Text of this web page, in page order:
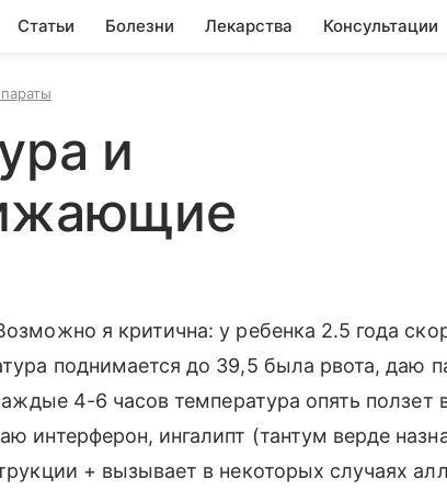
Статьи Болезни Лекарства Консультации
и
я критична: у ребенка 2.5 года
поднимается до 39,5 была рвота, даю
4-6 часов температура опять ползет
интерферон, ингалипт (тантум верде
+ вызывает в некоторых случаях